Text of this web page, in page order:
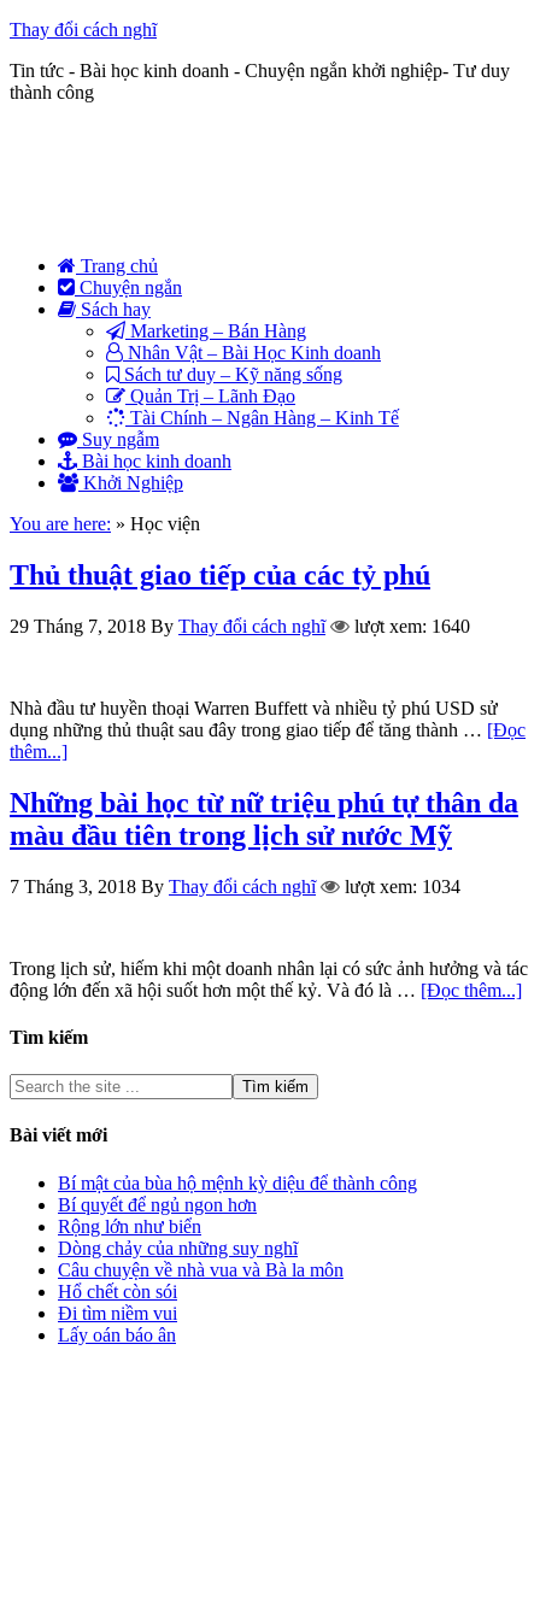
Thay đổi cách nghĩ
Tin tức - Bài học kinh doanh - Chuyện ngắn khởi nghiệp- Tư duy
thành công
Trang chủ
Chuyện ngắn
Sách hay
Marketing – Bán Hàng
Nhân Vật – Bài Học Kinh doanh
Sách tư duy – Kỹ năng sống
Quản Trị – Lãnh Đạo
Tài Chính – Ngân Hàng – Kinh Tế
Suy ngẫm
Bài học kinh doanh
Khởi Nghiệp
You are here: » Học viện
Thủ thuật giao tiếp của các tỷ phú
29 Tháng 7, 2018 By Thay đổi cách nghĩ lượt xem: 1640
Nhà đầu tư huyền thoại Warren Buffett và nhiều tỷ phú USD sử
dụng những thủ thuật sau đây trong giao tiếp để tăng thành … [Đọc
thêm...]
Những bài học từ nữ triệu phú tự thân da
màu đầu tiên trong lịch sử nước Mỹ
7 Tháng 3, 2018 By Thay đổi cách nghĩ lượt xem: 1034
Trong lịch sử, hiếm khi một doanh nhân lại có sức ảnh hưởng và tác
động lớn đến xã hội suốt hơn một thế kỷ. Và đó là … [Đọc thêm...]
Tìm kiếm
Bài viết mới
Bí mật của bùa hộ mệnh kỳ diệu để thành công
Bí quyết để ngủ ngon hơn
Rộng lớn như biển
Dòng chảy của những suy nghĩ
Câu chuyện về nhà vua và Bà la môn
Hổ chết còn sói
Đi tìm niềm vui
Lấy oán báo ân